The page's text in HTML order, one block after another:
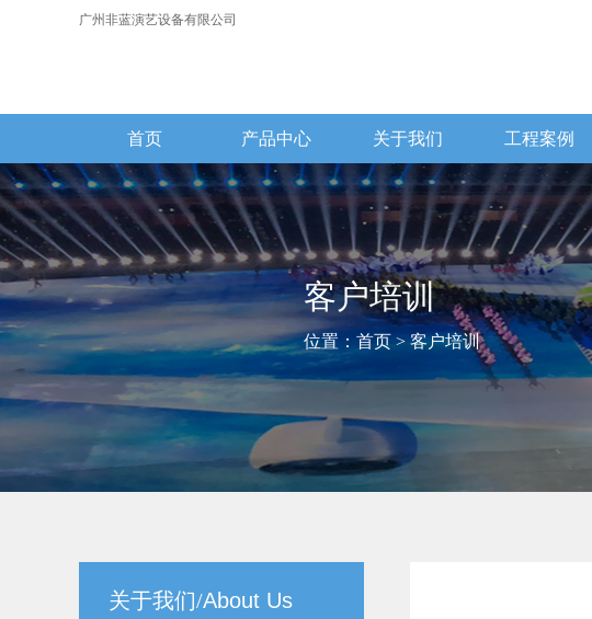
广州非蓝演艺设备有限公司
首页 产品中心 关于我们 工程案例
客户培训
位置： 首页> 客户培训
关于我们/About Us